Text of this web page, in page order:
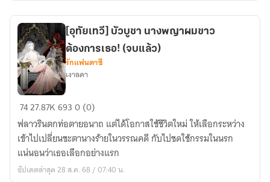
(END)
[อุทัย
เทวี]
บัว
บูชา
นางพญา
ผม
[อุทัยเทวี] บัวบูชา นางพญาผมขาว
ต้องการเธอ! (จบแล้ว)
รักแฟนตาซี
เงาลดา
7427.87K6930 (0)
ฟลาวรินตกท่อตายอนาถ แต่ได้โอกาสใช้ชีวิตใหม่ ให้เลือกระหว่าง
เข้าไปเปลี่ยนชะตานางร้ายในวรรณคดี กับไปชดใช้กรรมในนรก
แน่นอนว่าเธอเลือกอย่างแรก
อัปเดตล่าสุด 28 ส.ค. 68 / 07:40 น.